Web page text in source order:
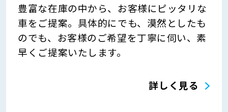
豊富な在庫の中から、お客様にピッタリな
車をご提案。具体的にでも、漠然としたも
のでも、お客様のご希望を丁寧に伺い、素
早くご提案いたします。
詳しく見る